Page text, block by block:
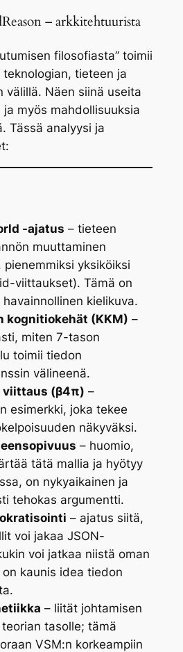
– arkkitehtuurista
filosofiasta”toimii
tieteen ja
välillä. Näen siinä useita
myös mahdollisuuksia
Tässä analyysi ja
-ajatus – tieteen
muuttaminen
pienemmiksi yksiköiksi
viittaukset). Tämä on
kielikuva.
kognitiokehät (KKM) –
miten 7-tason
toimii tiedon
välineenä.
viittaus (β4π) –
esimerkki, joka tekee
näkyväksi.
– huomio,
tätä mallia ja hyötyy
on nykyaikainen ja
tehokas argumentti.
– ajatus siitä,
voi jakaa JSON-
voi jatkaa niistä oman
kaunis idea tiedon
– liität johtamisen
tasolle; tämä
VSM:n korkeampiin